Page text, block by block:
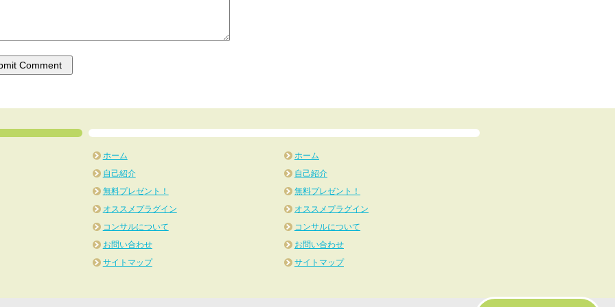
ホーム
自己紹介
無料プレゼント！
オススメプラグイン
コンサルについて
お問い合わせ
サイトマップ
ホーム
自己紹介
無料プレゼント！
オススメプラグイン
コンサルについて
お問い合わせ
サイトマップ